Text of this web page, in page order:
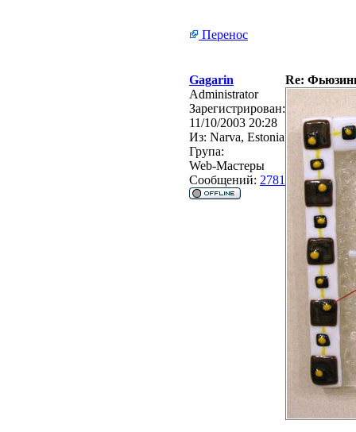
Перенос
Gagarin
Re:
Administrator
Зарегистрирован:
11/10/2003 20:28
Из: Narva, Estonia
Група:
Web-Мастеры
Сообщений: 2781